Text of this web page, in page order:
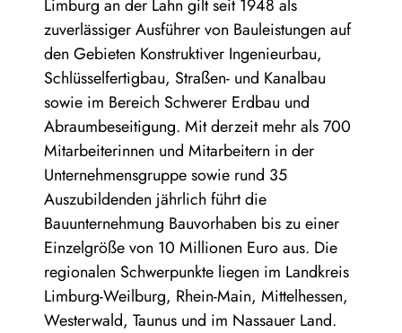
Limburg an der Lahn gilt seit 1948 als
zuverlässiger Ausführer von Bauleistungen auf
den Gebieten Konstruktiver Ingenieurbau,
Schlüsselfertigbau, Straßen- und Kanalbau
sowie im Bereich Schwerer Erdbau und
Abraumbeseitigung. Mit derzeit mehr als 700
Mitarbeiterinnen und Mitarbeitern in der
Unternehmensgruppe sowie rund 35
Auszubildenden jährlich führt die
Bauunternehmung Bauvorhaben bis zu einer
Einzelgröße von 10 Millionen Euro aus. Die
regionalen Schwerpunkte liegen im Landkreis
Limburg-Weilburg, Rhein-Main, Mittelhessen,
Westerwald, Taunus und im Nassauer Land.